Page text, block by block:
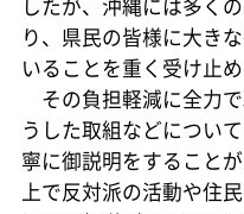
したが、沖縄には多く
り、県民の皆様に大き
いることを重く受け止め
その負担軽減に全力
うした取組などについ
寧に御説明をすること
上で反対派の活動や住